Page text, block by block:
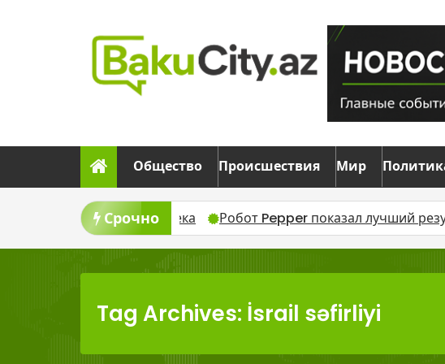
Общество Происшествия Мир
Срочно
четыре человека Робот Pepper показал лучший результат
Tag Archives: İsrail səfirliyi